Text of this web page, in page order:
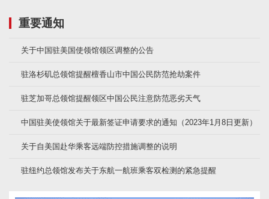
重要通知
关于中国驻美国使领馆领区调整的公告
驻洛杉矶总领馆提醒檀香山市中国公民防范抢劫案件
驻芝加哥总领馆提醒领区中国公民注意防范恶劣天气
中国驻美使领馆关于最新签证申请要求的通知（2023年1月8日更新）
关于自美国赴华乘客远端防控措施调整的说明
驻纽约总领馆发布关于东航一航班乘客双检测的紧急提醒